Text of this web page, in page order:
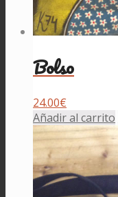
Bolso
24.00€
Añadir al carrito